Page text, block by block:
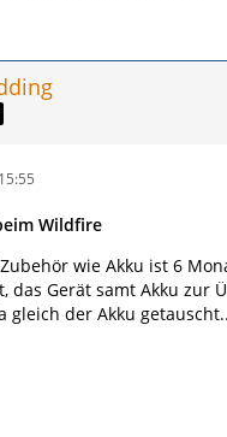
Wildfire
wie Akku ist 6
das Gerät samt Akku zur
gleich der Akku